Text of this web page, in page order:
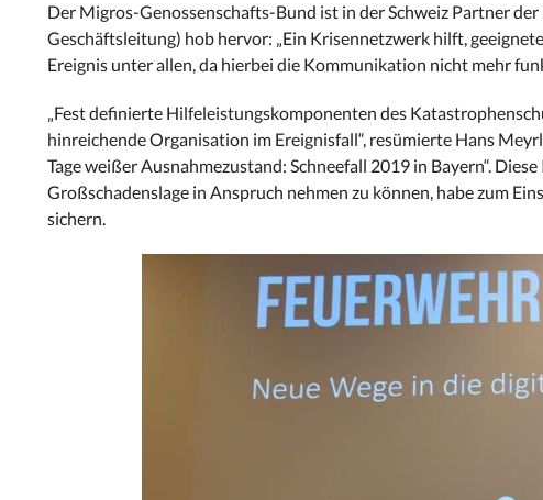
Der Migros-Genossenschafts-Bund ist in der Schweiz Partner
Geschäftsleitung) hob hervor: „Ein Krisennetzwerk hilft,
Ereignis unter allen, da hierbei die Kommunikation nicht mehr
„Fest definierte Hilfeleistungskomponenten des
hinreichende Organisation im Ereignisfall“, resümierte Hans
Tage weißer Ausnahmezustand: Schneefall 2019 in Bayern“.
Großschadenslage in Anspruch nehmen zu können, habe zum
sichern.